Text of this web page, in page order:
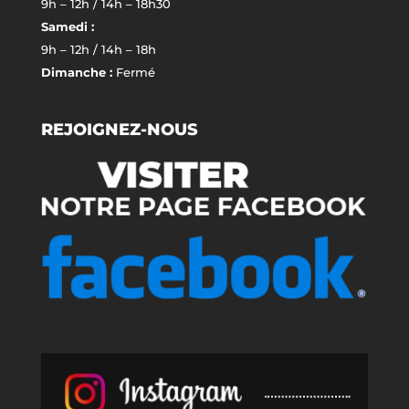
9h – 12h / 14h – 18h30
Samedi :
9h – 12h / 14h – 18h
Dimanche :Fermé
REJOIGNEZ-NOUS